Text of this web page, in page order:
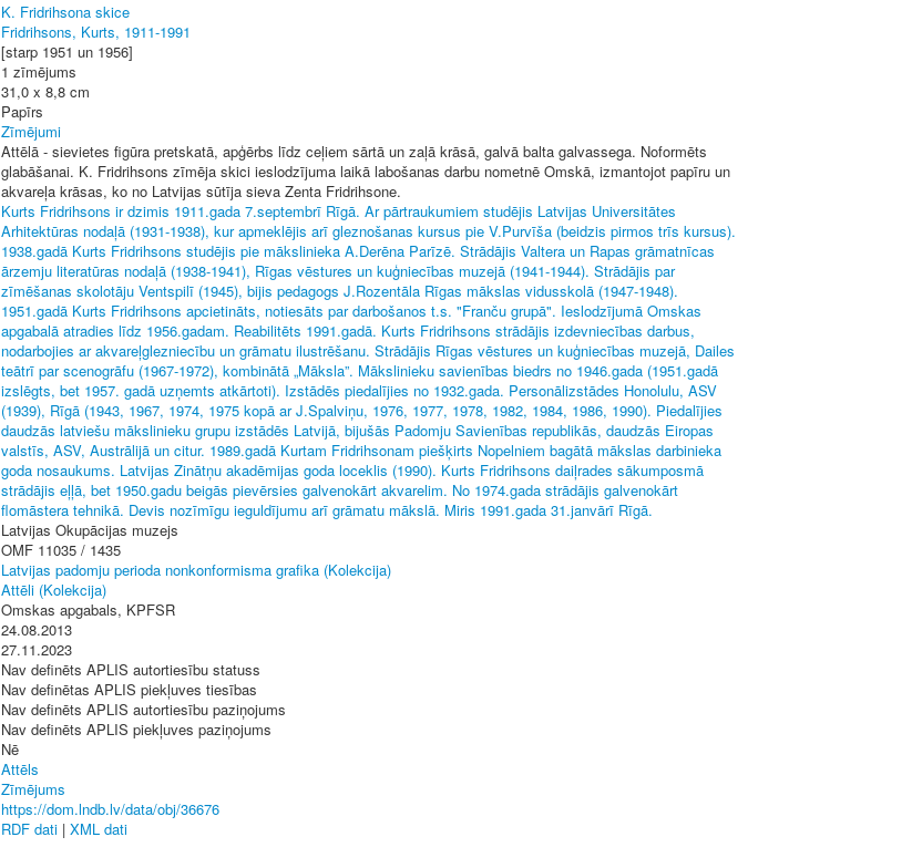
K. Fridrihsona skice
Fridrihsons, Kurts, 1911-1991
[starp 1951 un 1956]
1 zīmējums
31,0 x 8,8 cm
Papīrs
Zīmējumi
Attēlā - sievietes figūra pretskatā, apģērbs līdz ceļiem sārtā un zaļā krāsā, galvā balta galvassega. Noformēts
glabāšanai. K. Fridrihsons zīmēja skici ieslodzījuma laikā labošanas darbu nometnē Omskā, izmantojot papīru un
akvareļa krāsas, ko no Latvijas sūtīja sieva Zenta Fridrihsone.
Kurts Fridrihsons ir dzimis 1911.gada 7.septembrī Rīgā. Ar pārtraukumiem studējis Latvijas Universitātes
Arhitektūras nodaļā (1931-1938), kur apmeklējis arī gleznošanas kursus pie V.Purvīša (beidzis pirmos trīs kursus).
1938.gadā Kurts Fridrihsons studējis pie mākslinieka A.Derēna Parīzē. Strādājis Valtera un Rapas grāmatnīcas
ārzemju literatūras nodaļā (1938-1941), Rīgas vēstures un kuģniecības muzejā (1941-1944). Strādājis par
zīmēšanas skolotāju Ventspilī (1945), bijis pedagogs J.Rozentāla Rīgas mākslas vidusskolā (1947-1948).
1951.gadā Kurts Fridrihsons apcietināts, notiesāts par darbošanos t.s. "Franču grupā". Ieslodzījumā Omskas
apgabalā atradies līdz 1956.gadam. Reabilitēts 1991.gadā. Kurts Fridrihsons strādājis izdevniecības darbus,
nodarbojies ar akvareļglezniecību un grāmatu ilustrēšanu. Strādājis Rīgas vēstures un kuģniecības muzejā, Dailes
teātrī par scenogrāfu (1967-1972), kombinātā „Māksla”. Mākslinieku savienības biedrs no 1946.gada (1951.gadā
izslēgts, bet 1957. gadā uzņemts atkārtoti). Izstādēs piedalījies no 1932.gada. Personālizstādes Honolulu, ASV
(1939), Rīgā (1943, 1967, 1974, 1975 kopā ar J.Spalviņu, 1976, 1977, 1978, 1982, 1984, 1986, 1990). Piedalījies
daudzās latviešu mākslinieku grupu izstādēs Latvijā, bijušās Padomju Savienības republikās, daudzās Eiropas
valstīs, ASV, Austrālijā un citur. 1989.gadā Kurtam Fridrihsonam piešķirts Nopelniem bagātā mākslas darbinieka
goda nosaukums. Latvijas Zinātņu akadēmijas goda loceklis (1990). Kurts Fridrihsons daiļrades sākumposmā
strādājis eļļā, bet 1950.gadu beigās pievērsies galvenokārt akvarelim. No 1974.gada strādājis galvenokārt
flomāstera tehnikā. Devis nozīmīgu ieguldījumu arī grāmatu mākslā. Miris 1991.gada 31.janvārī Rīgā.
Latvijas Okupācijas muzejs
OMF 11035 / 1435
Latvijas padomju perioda nonkonformisma grafika (Kolekcija)
Attēli (Kolekcija)
Omskas apgabals, KPFSR
24.08.2013
27.11.2023
Nav definēts APLIS autortiesību statuss
Nav definētas APLIS piekļuves tiesības
Nav definēts APLIS autortiesību paziņojums
Nav definēts APLIS piekļuves paziņojums
Nē
Attēls
Zīmējums
https://dom.lndb.lv/data/obj/36676
RDF dati | XML dati